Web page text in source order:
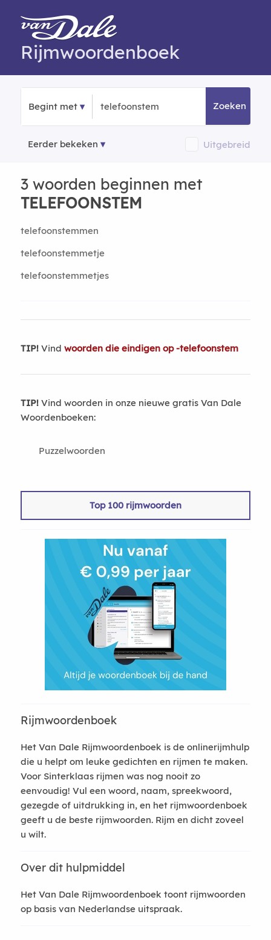
Rijmwoordenboek
Begint met Zoeken
Eerder bekeken Uitgebreid
3 woorden beginnen met
TELEFOONSTEM
telefoonstemmen
telefoonstemmetje
telefoonstemmetjes
TIP!Vind woorden die eindigen op -telefoonstem
TIP!Vind woorden in onze nieuwe gratis Van Dale
Woordenboeken:
Puzzelwoorden
Top 100 rijmwoorden
Rijmwoordenboek
Het Van Dale Rijmwoordenboek is de onlinerijmhulp
die u helpt om leuke gedichten en rijmen te maken.
Voor Sinterklaas rijmen was nog nooit zo
eenvoudig! Vul een woord, naam, spreekwoord,
gezegde of uitdrukking in, en het rijmwoordenboek
geeft u de beste rijmwoorden. Rijm en dicht zoveel
u wilt.
Over dit hulpmiddel
Het Van Dale Rijmwoordenboek toont rijmwoorden
op basis van Nederlandse uitspraak.